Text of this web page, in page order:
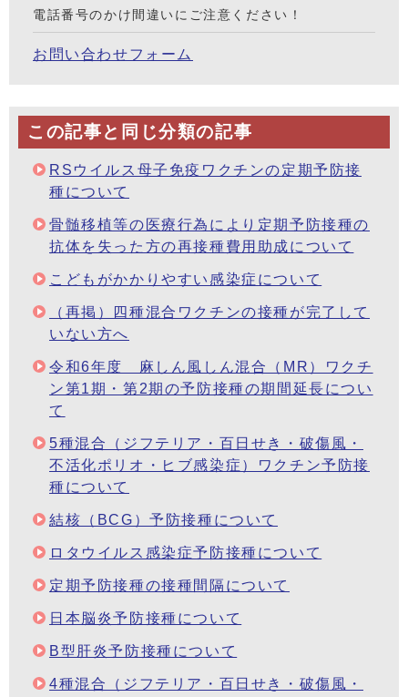
電話番号のかけ間違いにご注意ください！
お問い合わせフォーム
この記事と同じ分類の記事
RSウイルス母子免疫ワクチンの定期予防接
種について
骨髄移植等の医療行為により定期予防接種の
抗体を失った方の再接種費用助成について
こどもがかかりやすい感染症について
（再掲）四種混合ワクチンの接種が完了して
いない方へ
令和6年度 麻しん風しん混合（MR）ワクチ
ン第1期・第2期の予防接種の期間延長につい
て
5種混合（ジフテリア・百日せき・破傷風・
不活化ポリオ・ヒブ感染症）ワクチン予防接
種について
結核（BCG）予防接種について
ロタウイルス感染症予防接種について
定期予防接種の接種間隔について
日本脳炎予防接種について
B型肝炎予防接種について
4種混合（ジフテリア・百日せき・破傷風・